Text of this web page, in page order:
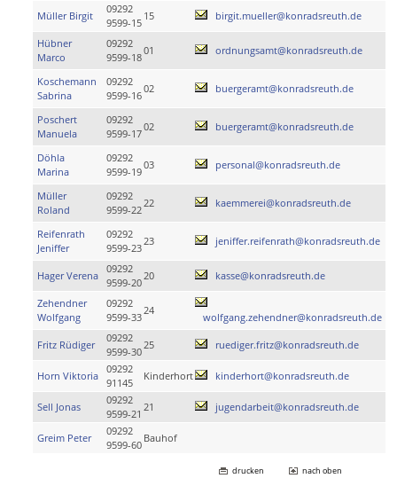
Müller Birgit
09292
9599-15
15 birgit.mueller@konradsreuth.de
Hübner
Marco
09292
9599-18
01 ordnungsamt@konradsreuth.de
Koschemann
Sabrina
09292
9599-16
02 buergeramt@konradsreuth.de
Poschert
Manuela
09292
9599-17
02 buergeramt@konradsreuth.de
Döhla
Marina
09292
9599-19
03 personal@konradsreuth.de
Müller
Roland
09292
9599-22
22 kaemmerei@konradsreuth.de
Reifenrath
Jeniffer
09292
9599-23
23 jeniffer.reifenrath@konradsreuth.de
Hager Verena
09292
9599-20
20 kasse@konradsreuth.de
Zehendner
Wolfgang
09292
9599-33
24
wolfgang.zehendner@konradsreuth.de
Fritz Rüdiger
09292
9599-30
25 ruediger.fritz@konradsreuth.de
Horn Viktoria
09292
91145
Kinderhort kinderhort@konradsreuth.de
Sell Jonas
09292
9599-21
21 jugendarbeit@konradsreuth.de
Greim Peter
09292
9599-60
Bauhof
drucken nach oben